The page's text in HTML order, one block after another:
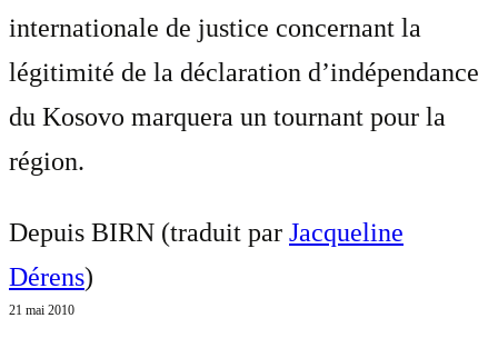
internationale de justice concernant la
légitimité de la déclaration d’indépendance
du Kosovo marquera un tournant pour la
région.
Depuis BIRN (traduit par Jacqueline
Dérens)
21 mai 2010